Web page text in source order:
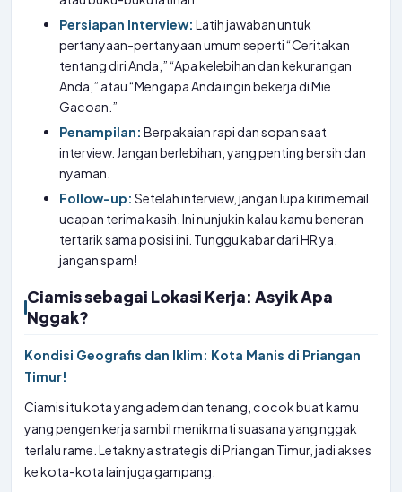
Persiapan Interview: Latih jawaban untuk
pertanyaan-pertanyaan umum seperti “Ceritakan
tentang diri Anda,” “Apa kelebihan dan kekurangan
Anda,” atau “Mengapa Anda ingin bekerja di Mie
Gacoan.”
Penampilan: Berpakaian rapi dan sopan saat
interview. Jangan berlebihan, yang penting bersih dan
nyaman.
Follow-up: Setelah interview, jangan lupa kirim email
ucapan terima kasih. Ini nunjukin kalau kamu beneran
tertarik sama posisi ini. Tunggu kabar dari HR ya,
jangan spam!
Ciamis sebagai Lokasi Kerja: Asyik Apa
Nggak?
Kondisi Geografis dan Iklim: Kota Manis di Priangan
Timur!
Ciamis itu kota yang adem dan tenang, cocok buat kamu
yang pengen kerja sambil menikmati suasana yang nggak
terlalu rame. Letaknya strategis di Priangan Timur, jadi akses
ke kota-kota lain juga gampang.